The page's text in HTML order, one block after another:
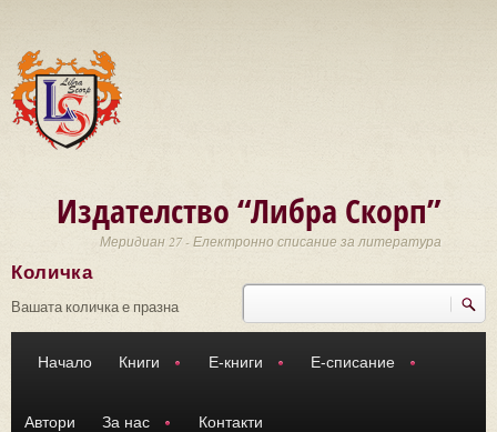
Издателство “Либра Скорп”
Меридиан 27 - Електронно списание за литература
Търси
Количка
Вашата количка е празна
Начало Книги Е-книги Е-списание
Автори За нас Контакти